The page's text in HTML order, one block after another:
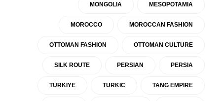
MESOPOTAMIA
MONGOLIA
MOROCCAN FASHION
MOROCCO
OTTOMAN CULTURE
OTTOMAN FASHION
PERSIA
PERSIAN
SILK ROUTE
TANG EMPIRE
TURKIC
TÜRKIYE